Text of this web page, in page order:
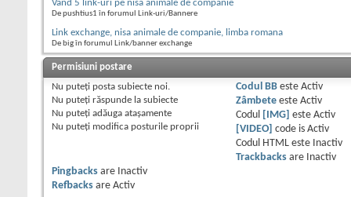
Vand 5 link-uri pe nisa animale de companie
De pushtius1 în forumul Link-uri/Bannere
Link exchange, nisa animale de companie, limba romana
De big în forumul Link/banner exchange
Permisiuni postare
Nu puteţi posta subiecte noi.
Nu puteţi răspunde la subiecte
Nu puteţi adăuga ataşamente
Nu puteţi modifica posturile proprii
Codul BBeste Activ
Zâmbeteeste Activ
Codul
[IMG] este Activ
[VIDEO]
code is Activ
Codul HTML este
Inactiv
Trackbacksare
Inactiv
Pingbacks are
Inactiv
Refbacks are Activ